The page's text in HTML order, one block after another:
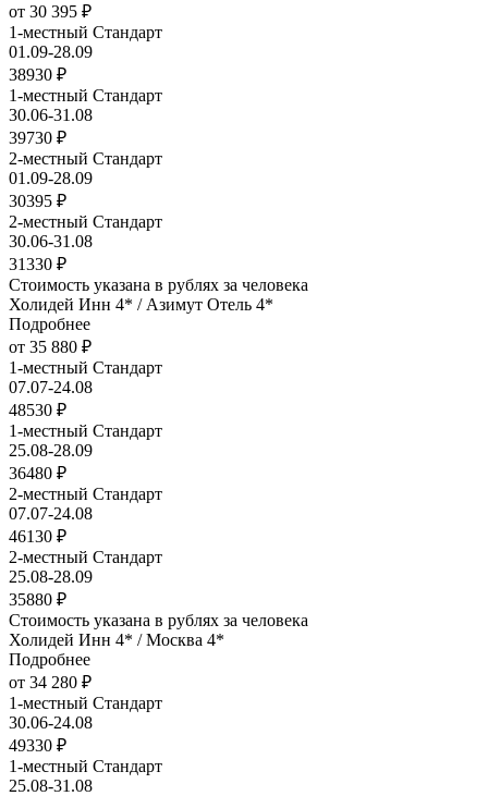
от 30 395 ₽
1-местный Стандарт
01.09-28.09
38930 ₽
1-местный Стандарт
30.06-31.08
39730 ₽
2-местный Стандарт
01.09-28.09
30395 ₽
2-местный Стандарт
30.06-31.08
31330 ₽
Стоимость указана в рублях за человека
Холидей Инн 4* / Азимут Отель 4*
Подробнее
от 35 880 ₽
1-местный Стандарт
07.07-24.08
48530 ₽
1-местный Стандарт
25.08-28.09
36480 ₽
2-местный Стандарт
07.07-24.08
46130 ₽
2-местный Стандарт
25.08-28.09
35880 ₽
Стоимость указана в рублях за человека
Холидей Инн 4* / Москва 4*
Подробнее
от 34 280 ₽
1-местный Стандарт
30.06-24.08
49330 ₽
1-местный Стандарт
25.08-31.08